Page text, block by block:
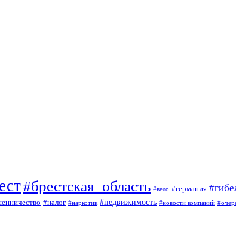
#брестская_область #вело #германия
#налог #наркотик #недвижимость #новости компаний